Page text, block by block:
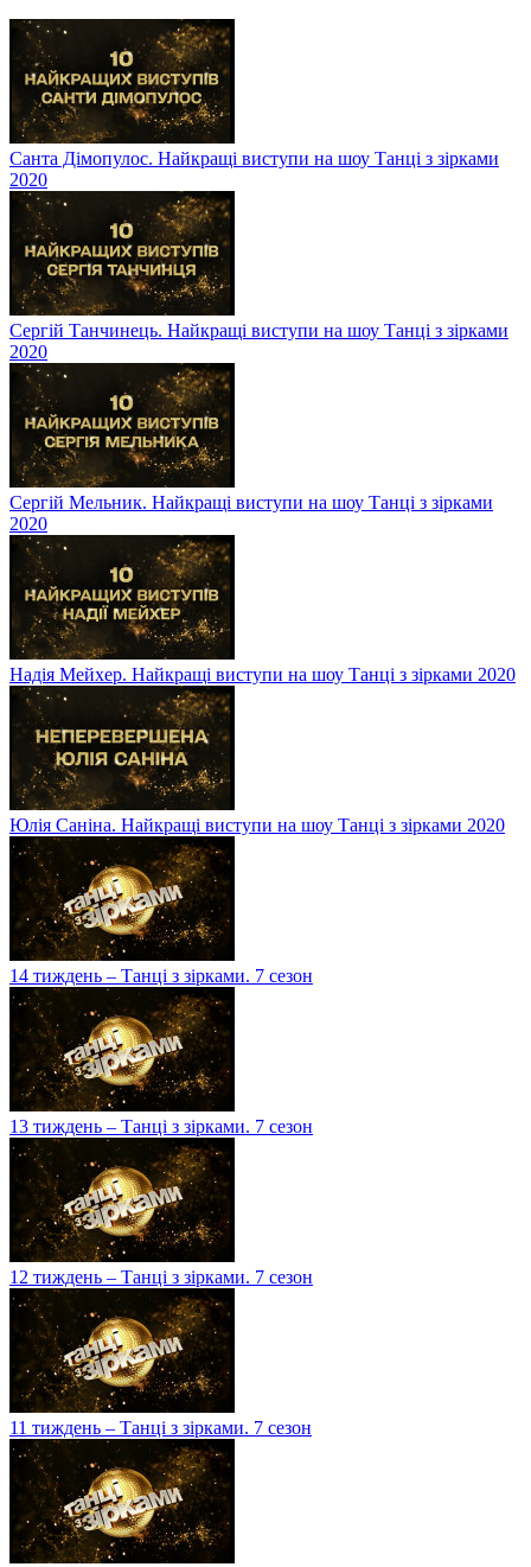
Санта Дімопулос. Найкращі виступи на шоу Танці з зірками
2020
Сергій Танчинець. Найкращі виступи на шоу Танці з зірками
2020
Сергій Мельник. Найкращі виступи на шоу Танці з зірками
2020
Надія Мейхер. Найкращі виступи на шоу Танці з зірками 2020
Юлія Саніна. Найкращі виступи на шоу Танці з зірками 2020
14 тиждень – Танці з зірками. 7 сезон
13 тиждень – Танці з зірками. 7 сезон
12 тиждень – Танці з зірками. 7 сезон
11 тиждень – Танці з зірками. 7 сезон